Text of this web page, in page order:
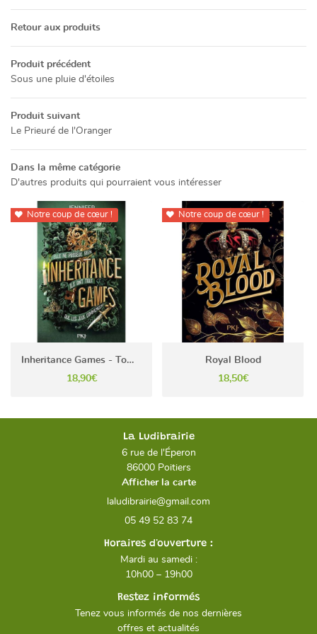
ACTUALITÉS
CONTACT
INSCRIPTION
Retour aux produits
Produit précédent
Sous une pluie d'étoiles
Produit suivant
Le Prieuré de l'Oranger
Dans la même catégorie
D'autres produits qui pourraient vous intéresser
 Notre coup de cœur !
Inheritance Games - Tome 1
18,90€
 Notre coup de cœur !
Royal Blood
18,50€
La Ludibrairie
6 rue de l'Éperon
86000 Poitiers
Afficher la carte
05 49 52 83 74
Horaires d'ouverture :
Mardi au samedi :
10h00 – 19h00
Restez informés
Tenez vous informés de nos dernières
offres et actualités